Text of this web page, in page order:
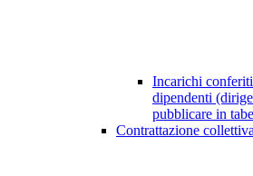
Incarichi
dipendenti
pubblicare in
Contrattazione collettiva